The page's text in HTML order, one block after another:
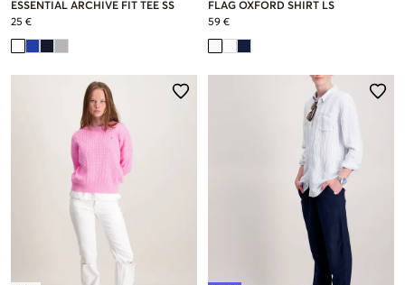
ESSENTIAL ARCHIVE FIT TEE SS
25 €
FLAG OXFORD SHIRT LS
59 €